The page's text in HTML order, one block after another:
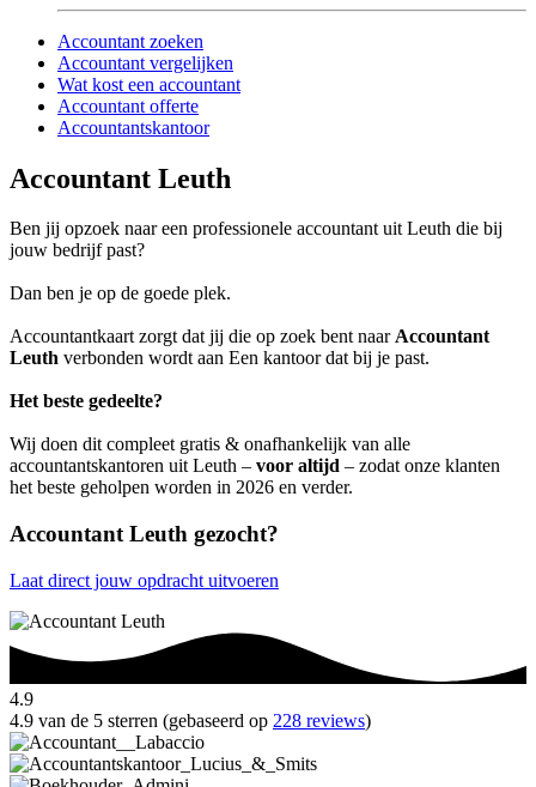
Accountant zoeken
Accountant vergelijken
Wat kost een accountant
Accountant offerte
Accountantskantoor
Accountant Leuth
Ben jij opzoek naar een professionele accountant uit Leuth die bij
jouw bedrijf past?
Dan ben je op de goede plek.
Accountantkaart zorgt dat jij die op zoek bent naarAccountant
Leuth verbonden wordt aan Een kantoor dat bij je past.
Het beste gedeelte?
Wij doen dit compleet gratis & onafhankelijk van alle
accountantskantoren uit Leuth – voor altijd – zodat onze klanten
het beste geholpen worden in 2026 en verder.
Accountant Leuth gezocht?
Laat direct jouw opdracht uitvoeren
4.9
4.9 van de 5 sterren (gebaseerd op 228 reviews)